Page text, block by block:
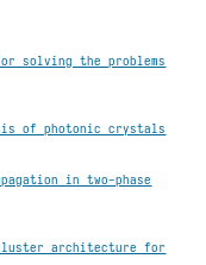
solving the problems
of photonic crystals
in two-phase
architecture for